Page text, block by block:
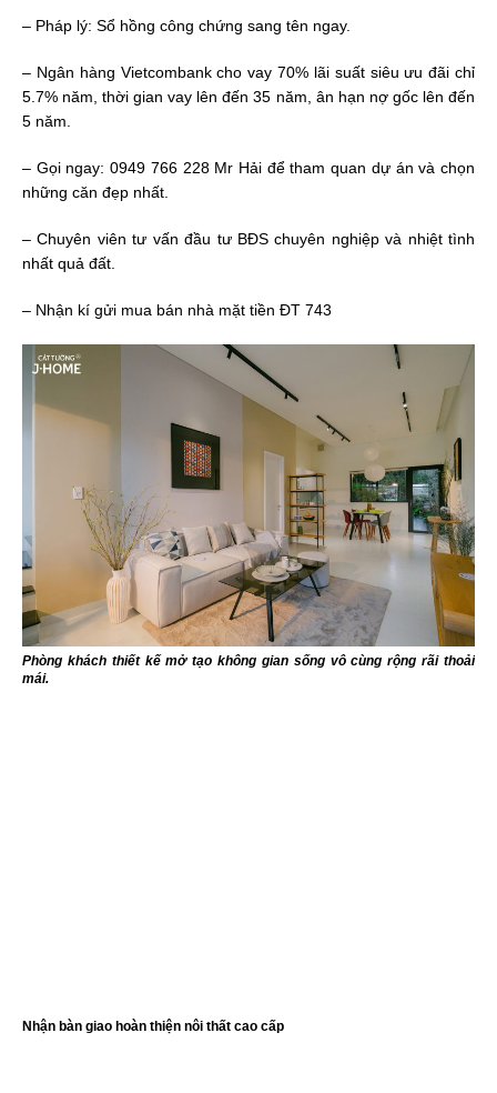
– Pháp lý: Sổ hồng công chứng sang tên ngay.
– Ngân hàng Vietcombank cho vay 70% lãi suất siêu ưu đãi chỉ
5.7% năm, thời gian vay lên đến 35 năm, ân hạn nợ gốc lên đến
5 năm.
– Gọi ngay:0949 766 228Mr Hải để tham quan dự án và chọn
những căn đẹp nhất.
– Chuyên viên tư vấn đầu tư BĐS chuyên nghiệp và nhiệt tình
nhất quả đất.
– Nhận kí gửi mua bán nhà mặt tiền ĐT 743
Phòng khách thiết kế mở tạo không gian sống vô cùng rộng rãi thoải
mái.
Nhận bàn giao hoàn thiện nôi thất cao cấp